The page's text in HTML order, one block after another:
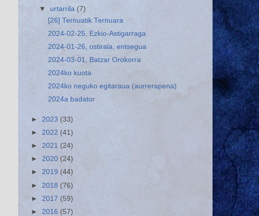
▼ urtarrila (7)
[26] Ternuatik Ternuara
2024-02-25, Ezkio-Astigarraga
2024-01-26, ostirala, entsegua
2024-03-01, Batzar Orokorra
2024ko kuota
2024ko neguko egitaraua (aurrerapena)
2024a badator
► 2023 (33)
► 2022 (41)
► 2021 (24)
► 2020 (24)
► 2019 (44)
► 2018 (76)
► 2017 (59)
► 2016 (57)